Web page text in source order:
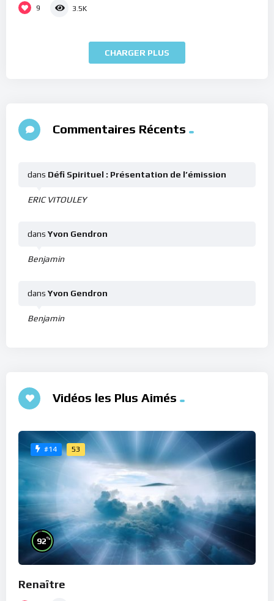
9 3.5K
CHARGER PLUS
Commentaires Récents
ERIC VITOULEY
dans Défi Spirituel : Présentation de l’émission
Benjamin
dans Yvon Gendron
Benjamin
dans Yvon Gendron
Vidéos les Plus Aimés
#14 53
92%
Renaître